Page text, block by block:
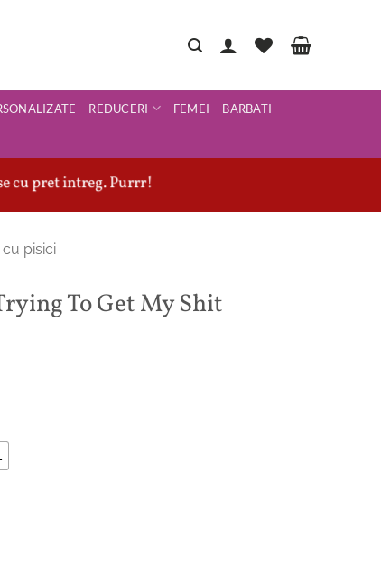
REDUCERI FEMEI BARBATI
cu pret intreg. Purrr!
pisici
To Get My Shit